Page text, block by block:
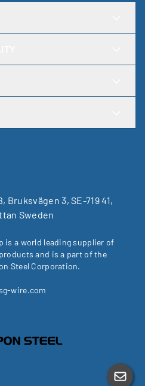
Bruksvägen 3, SE-719 41,
Sweden
is a world leading supplier of
and is a part of the
Steel Corporation.
wire.com